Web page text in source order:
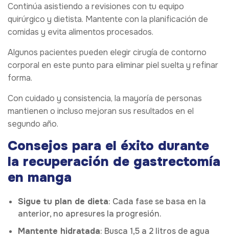
Continúa asistiendo a revisiones con tu equipo
quirúrgico y dietista. Mantente con la planificación de
comidas y evita alimentos procesados.
Algunos pacientes pueden elegir cirugía de contorno
corporal en este punto para eliminar piel suelta y refinar
forma.
Con cuidado y consistencia, la mayoría de personas
mantienen o incluso mejoran sus resultados en el
segundo año.
Consejos para el éxito durante
la recuperación de gastrectomía
en manga
Sigue tu plan de dieta: Cada fase se basa en la
anterior, no apresures la progresión.
Mantente hidratada: Busca 1,5 a 2 litros de agua